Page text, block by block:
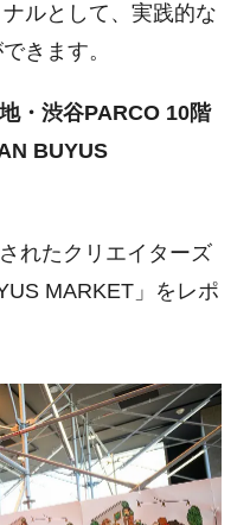
ルとして、実践的な
きます。
・渋谷PARCO 10階
BUYUS
れたクリエイターズ
MARKET」をレポ